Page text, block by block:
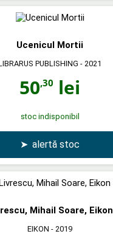
Ucenicul Mortii
PUBLISHING - 2021
50,30 lei
stoc indisponibil
➤ alertă stoc
Mihail Soare, Eikon
EIKON - 2019